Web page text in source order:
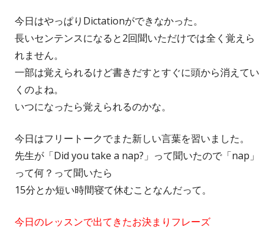
今日はやっぱりDictationができなかった。
長いセンテンスになると2回聞いただけでは全く覚えら
れません。
一部は覚えられるけど書きだすとすぐに頭から消えてい
くのよね。
いつになったら覚えられるのかな。
今日はフリートークでまた新しい言葉を習いました。
先生が「Did you take a nap?」って聞いたので「nap」
って何？って聞いたら
15分とか短い時間寝て休むことなんだって。
今日のレッスンで出てきたお決まりフレーズ